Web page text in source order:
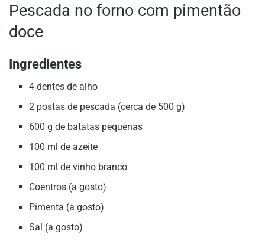
Pescada no forno com pimentão
doce
Ingredientes
4 dentes de alho
2 postas de pescada (cerca de 500 g)
600 g de batatas pequenas
100 ml de azeite
100 ml de vinho branco
Coentros (a gosto)
Pimenta (a gosto)
Sal (a gosto)